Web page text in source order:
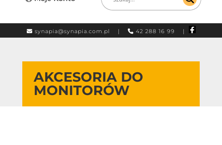
synapia@synapia.com.pl | 42 288 16 99 |
AKCESORIA DO
MONITORÓW